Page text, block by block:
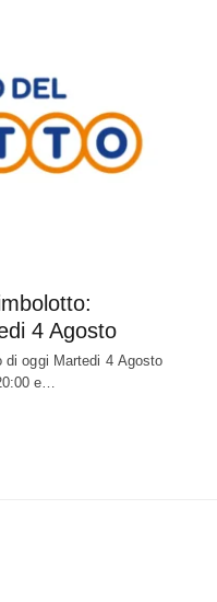
4 Agosto
di oggi Martedi 4 Agosto
e…